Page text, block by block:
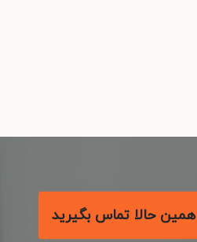
همین حالا تماس بگیرید